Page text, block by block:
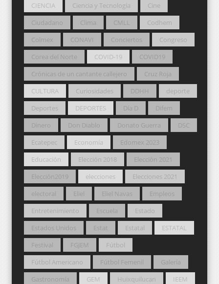
CIENCIA
Ciencia y Tecnología
Cine
Ciudadano
Clima CMLL
Codhem
Colmex
CONAVI Conciertos
Congreso
Corea del Norte
COVID-19
COVID19
Crónicas de un cantante callejero
Cruz Roja
CULTURA
Curiosidades DDHH
deporte
Deportes
DEPORTES Día D
Difem
Dinero
Don Diablo Donato Guerra
DSC
Ecatepec
Economía
Edomex 2023
Educación
Elección 2018
Elección 2021
Elección2019
elecciones
Elecciones 2021
electoral
Eliel Eliel Navas
Empleos
Entretenimiento
Escuela
Estado
Estados Unidos
Estat Estatal
ESTATAL
Festival
FGJEM
Fútbol
Fútbol Americano
Fútbol Femenil
Galería
Gastronomía
GEM Huixquilucan
IEEM